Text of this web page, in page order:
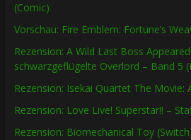
(Comic)
Vorschau: Fire Emblem: Fortune’s
Rezension: A Wild Last Boss
schwarzgeflügelte Overlord – Band 5
Rezension: Isekai Quartet The Movie:
Rezension: Love Live! Superstar!! –
Rezension: Biomechanical Toy